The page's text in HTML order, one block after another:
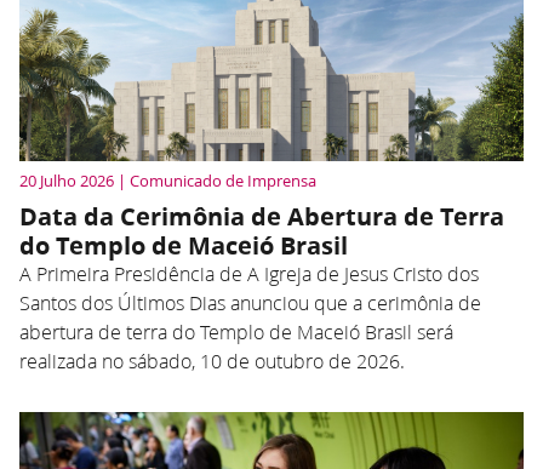
20 Julho 2026 | Comunicado de Imprensa
Data da Cerimônia de Abertura de Terra
do Templo de Maceió Brasil
A Primeira Presidência de A Igreja de Jesus Cristo dos
Santos dos Últimos Dias anunciou que a cerimônia de
abertura de terra do Templo de Maceió Brasil será
realizada no sábado, 10 de outubro de 2026.